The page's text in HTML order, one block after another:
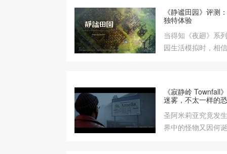
具搭配、和繁多的
系列魂骨、又敢于
而言，《鬼武者 剑
《静谧田园》评测
独特体验
当得知《夜廻》系
园生活模拟时，相
《寂静岭 Townfall
迷雾，不太一样的
圣阿米莉亚究竟发
界中的怪物又因何